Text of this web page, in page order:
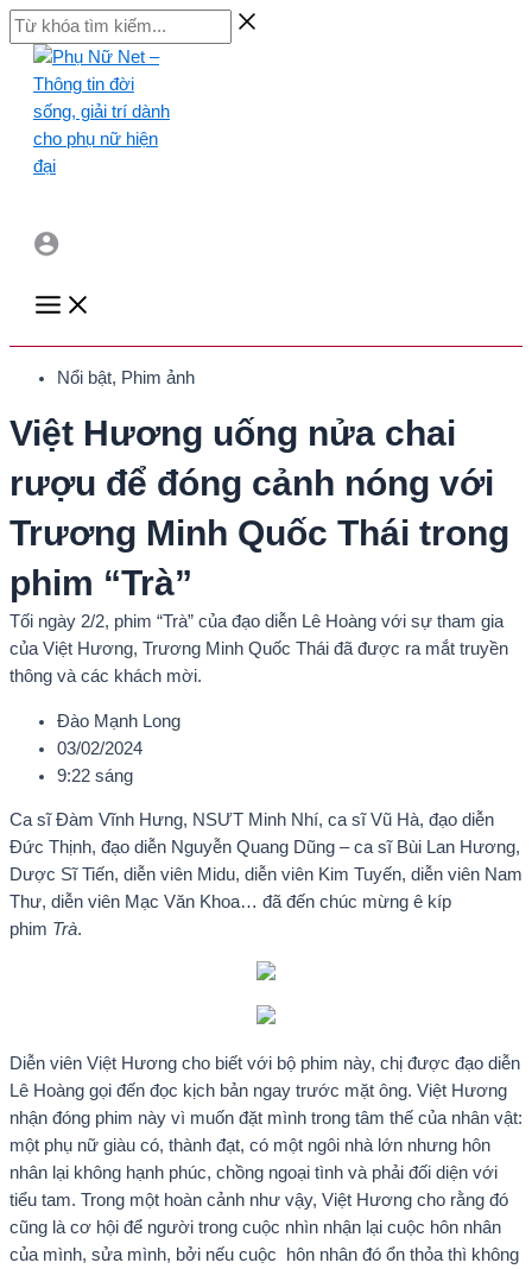
Skip
to
content
Từ
khóa
kiếm...
Main
Menu
Nổi bật, Phim ảnh
Việt Hương uống nửa chai
rượu để đóng cảnh nóng với
Trương Minh Quốc Thái trong
phim “Trà”
Tối ngày 2/2, phim “Trà” của đạo diễn Lê Hoàng với sự tham gia
của Việt Hương, Trương Minh Quốc Thái đã được ra mắt truyền
thông và các khách mời.
Đào Mạnh Long
03/02/2024
9:22 sáng
Ca sĩ Đàm Vĩnh Hưng, NSƯT Minh Nhí, ca sĩ Vũ Hà, đạo diễn
Đức Thịnh, đạo diễn Nguyễn Quang Dũng – ca sĩ Bùi Lan Hương,
Dược Sĩ Tiến, diễn viên Midu, diễn viên Kim Tuyến, diễn viên Nam
Thư, diễn viên Mạc Văn Khoa… đã đến chúc mừng ê kíp
phim Trà.
Diễn viên Việt Hương cho biết với bộ phim này, chị được đạo diễn
Lê Hoàng gọi đến đọc kịch bản ngay trước mặt ông. Việt Hương
nhận đóng phim này vì muốn đặt mình trong tâm thế của nhân vật:
một phụ nữ giàu có, thành đạt, có một ngôi nhà lớn nhưng hôn
nhân lại không hạnh phúc, chồng ngoại tình và phải đối diện với
tiểu tam. Trong một hoàn cảnh như vậy, Việt Hương cho rằng đó
cũng là cơ hội để người trong cuộc nhìn nhận lại cuộc hôn nhân
của mình, sửa mình, bởi nếu cuộc hôn nhân đó ổn thỏa thì không